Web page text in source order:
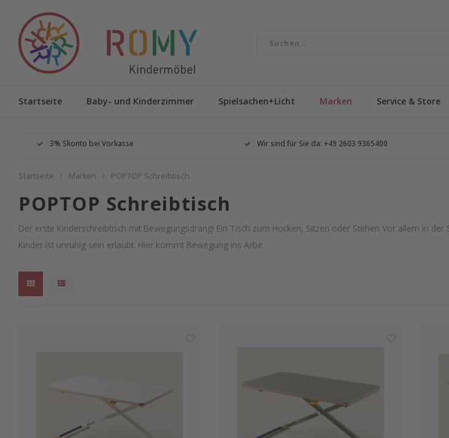
Startseite Baby- und Kinderzimmer Spielsachen+Licht Marken Service & Store
3% Skonto bei Vorkasse Wir sind für Sie da: +49 2603 9365400
Startseite Marken POPTOP Schreibtisch
POPTOP Schreibtisch
Der erste Kinderschreibtisch mit Bewegungsdrang! Ein Tisch zum Hocken, Sitzen oder Stehen Vor allem in
Kinder ist unruhig sein erlaubt. Hier kommt Bewegung ins Arbe